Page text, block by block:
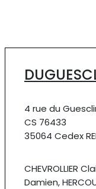
4 rue du
CS 76433
35064 Cedex
CHEVROLLIER
Damien,